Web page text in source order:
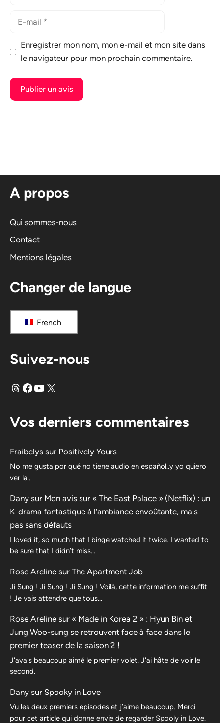
Enregistrer mon nom, mon e-mail et mon site dans
le navigateur pour mon prochain commentaire.
a
i
e
:
A propos
Qui sommes-nous
Contact
Mentions légales
Changer de langue
French
Suivez-nous
FilsFacebook
YouTube
X
Vos derniers commentaires
Fraibelys sur Positively Yours
No me gusta por qué no tiene audio en español..y yo quiero
ver la..
Dany sur Mon avis sur « The East Palace » (Netflix) : un
K-drama fantastique à l’ambiance envoûtante, mais
pas sans défauts
I loved it, so much that I binge watched it twice. I wanted to
be sure that I didn’t miss…
Rose Areline sur The Apartment Job
Ji Sung ! Ji Sung ! Ji Sung ! Voilà, cette information me suffit
! Je vais attendre que tous…
Rose Areline sur « Made in Korea 2 » : Hyun Bin et
Jung Woo-sung se retrouvent face à face dans le
premier teaser de la saison 2 !
J'avais beaucoup aimé le premier volet. J'ai hâte de voir le
second.
Dany sur Spooky in Love
Vu les deux premiers épisodes et j’aime beaucoup. Merci
pour cet article qui donne envie de regarder Spooly in Love.